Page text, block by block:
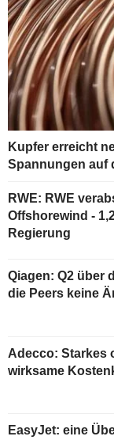
Kupfer erreicht
Spannungen auf
RWE: RWE
Offshorewind -
Regierung
Qiagen: Q2 über
die Peers keine
Adecco: Starkes
wirksame
EasyJet: eine